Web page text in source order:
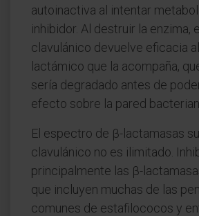
autoinactiva al intentar
inhibidor. Al destruir la enzima,
clavulánico devuelve eficacia
lactámico que la acompaña,
sería degradado antes de
efecto sobre la pared
El espectro de β-lactamasas
clavulánico no es ilimitado.
principalmente las β-
que incluyen muchas de las
comunes de estafilococos y